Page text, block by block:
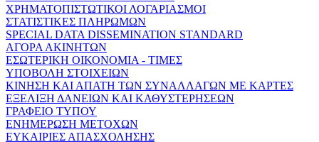
ΧΡΗΜΑΤΟΠΙΣΤΩΤΙΚΟΙ ΛΟΓΑΡΙΑΣΜΟΙ
ΣΤΑΤΙΣΤΙΚΕΣ ΠΛΗΡΩΜΩΝ
SPECIAL DATA DISSEMINATION STANDARD
ΑΓΟΡΑ ΑΚΙΝΗΤΩΝ
ΕΣΩΤΕΡΙΚΗ ΟΙΚΟΝΟΜΙΑ - ΤΙΜΕΣ
ΥΠΟΒΟΛΗ ΣΤΟΙΧΕΙΩΝ
ΚΙΝΗΣΗ ΚΑΙ ΑΠΑΤΗ ΤΩΝ ΣΥΝΑΛΛΑΓΩΝ ΜΕ ΚΑΡΤΕΣ
ΕΞΕΛΙΞΗ ΔΑΝΕΙΩΝ ΚΑΙ ΚΑΘΥΣΤΕΡΗΣΕΩΝ
ΓΡΑΦΕΙΟ ΤΥΠΟΥ
ΕΝΗΜΕΡΩΣΗ ΜΕΤΟΧΩΝ
ΕΥΚΑΙΡΙΕΣ ΑΠΑΣΧΟΛΗΣΗΣ